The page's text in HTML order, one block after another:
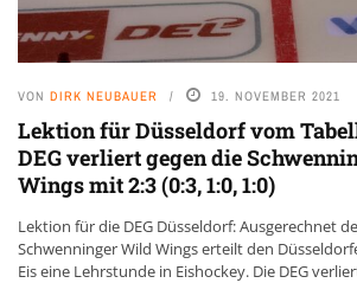
VON DIRK NEUBAUER 19. NOVEMBER 2021
Lektion für Düsseldorf vom
DEG verliert gegen die
Wings mit 2:3 (0:3, 1:0, 1:0)
Lektion für die DEG Düsseldorf: Ausgerechnet
Schwenninger Wild Wings erteilt den
Eis eine Lehrstunde in Eishockey. Die DEG